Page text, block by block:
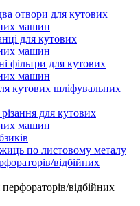
отвори для кутових
машин
для кутових
машин
фільтри для кутових
машин
кутових шліфувальних
для кутових
машин
по листовому металу
відбійних
відбійних